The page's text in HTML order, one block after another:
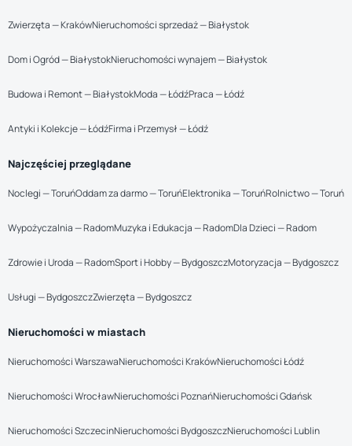
Zwierzęta — KrakówNieruchomości sprzedaż — Białystok
Dom i Ogród — BiałystokNieruchomości wynajem — Białystok
Budowa i Remont — BiałystokModa — ŁódźPraca — Łódź
Antyki i Kolekcje — ŁódźFirma i Przemysł — Łódź
Najczęściej przeglądane
Noclegi — ToruńOddam za darmo — ToruńElektronika — ToruńRolnictwo — Toruń
Wypożyczalnia — RadomMuzyka i Edukacja — RadomDla Dzieci — Radom
Zdrowie i Uroda — RadomSport i Hobby — BydgoszczMotoryzacja — Bydgoszcz
Usługi — BydgoszczZwierzęta — Bydgoszcz
Nieruchomości w miastach
Nieruchomości WarszawaNieruchomości KrakówNieruchomości Łódź
Nieruchomości WrocławNieruchomości PoznańNieruchomości Gdańsk
Nieruchomości SzczecinNieruchomości BydgoszczNieruchomości Lublin